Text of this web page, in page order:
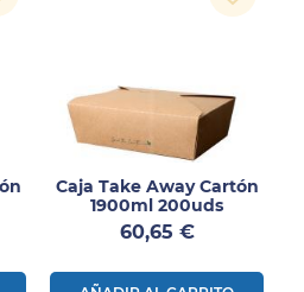
Caja Take Away Cartón
1900ml 200uds
Precio
60,65 €